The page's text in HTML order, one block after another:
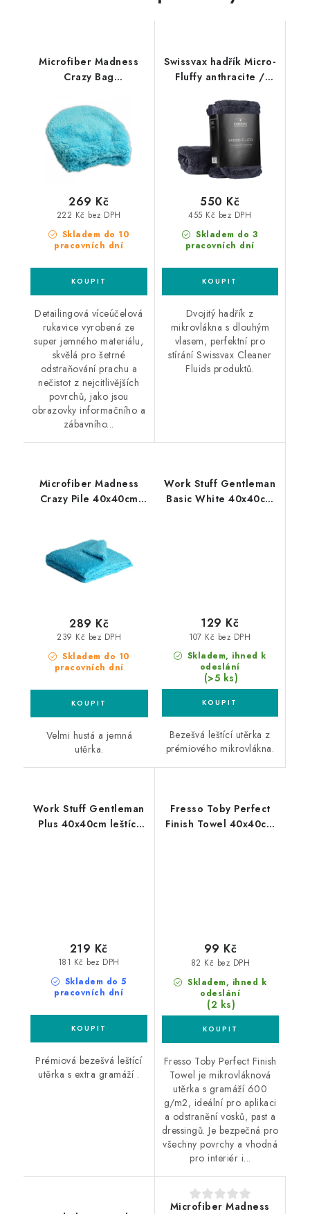
Microfiber Madness
Crazy Bag
rukavice na interiér
Skladem do 10
pracovních dní
222 Kč bez DPH
269 Kč
Detailingová víceúčelová
rukavice vyrobená ze
super jemného materiálu,
skvělá pro šetrné
odstraňování prachu a
nečistot z nejcitlivějších
povrchů, jako jsou
obrazovky informačního a
zábavního...
Swissvax hadřík Micro-
Fluffy anthracite /
Skladem do 3
pracovních dní
455 Kč bez DPH
550 Kč
Dvojitý hadřík z
mikrovlákna s dlouhým
vlasem, perfektní pro
stírání Swissvax Cleaner
Fluids produktů.
Microfiber Madness
Crazy Pile 40x40cm
Skladem do 10
pracovních dní
239 Kč bez DPH
289 Kč
Velmi hustá a jemná
utěrka.
Work Stuff Gentleman
Basic White 40x40cm
Skladem, ihned k
odeslání
(>5 ks)
107 Kč bez DPH
129 Kč
Bezešvá leštící utěrka z
prémiového mikrovlákna.
Work Stuff Gentleman
Plus 40x40cm leštící
Skladem do 5
pracovních dní
181 Kč bez DPH
219 Kč
Prémiová bezešvá leštící
utěrka s extra gramáží .
Fresso Toby Perfect
Finish Towel 40x40cm
Skladem, ihned k
odeslání
(2 ks)
82 Kč bez DPH
99 Kč
Fresso Toby Perfect Finish
Towel je mikrovláknová
utěrka s gramáží 600
g/m2, ideální pro aplikaci
a odstranění vosků, past a
dressingů. Je bezpečná pro
všechny povrchy a vhodná
pro interiér i...
Microfiber Madness